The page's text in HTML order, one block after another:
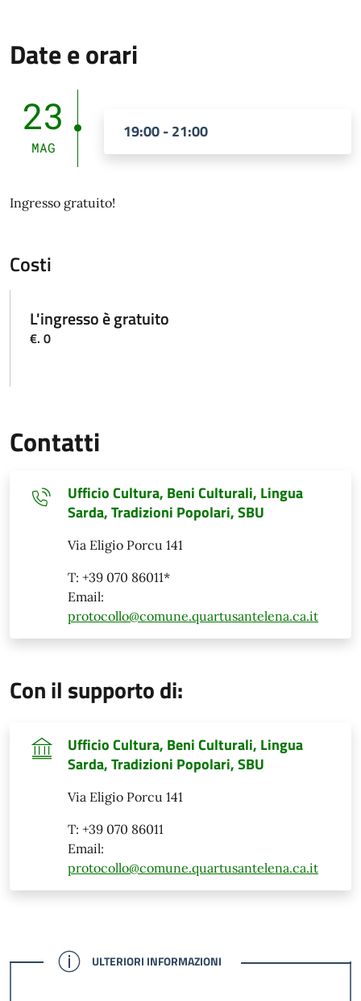
Date e orari
23
MAG
19:00 - 21:00
Ingresso gratuito!
Costi
L'ingresso è gratuito
€. 0
Contatti
Ufficio Cultura, Beni Culturali, Lingua
Sarda, Tradizioni Popolari, SBU
Via Eligio Porcu 141
T: +39 070 86011*
Email:
protocollo@comune.quartusantelena.ca.it
Con il supporto di:
Ufficio Cultura, Beni Culturali, Lingua
Sarda, Tradizioni Popolari, SBU
Via Eligio Porcu 141
T: +39 070 86011
Email:
protocollo@comune.quartusantelena.ca.it
CONFERMATO
ULTERIORI INFORMAZIONI